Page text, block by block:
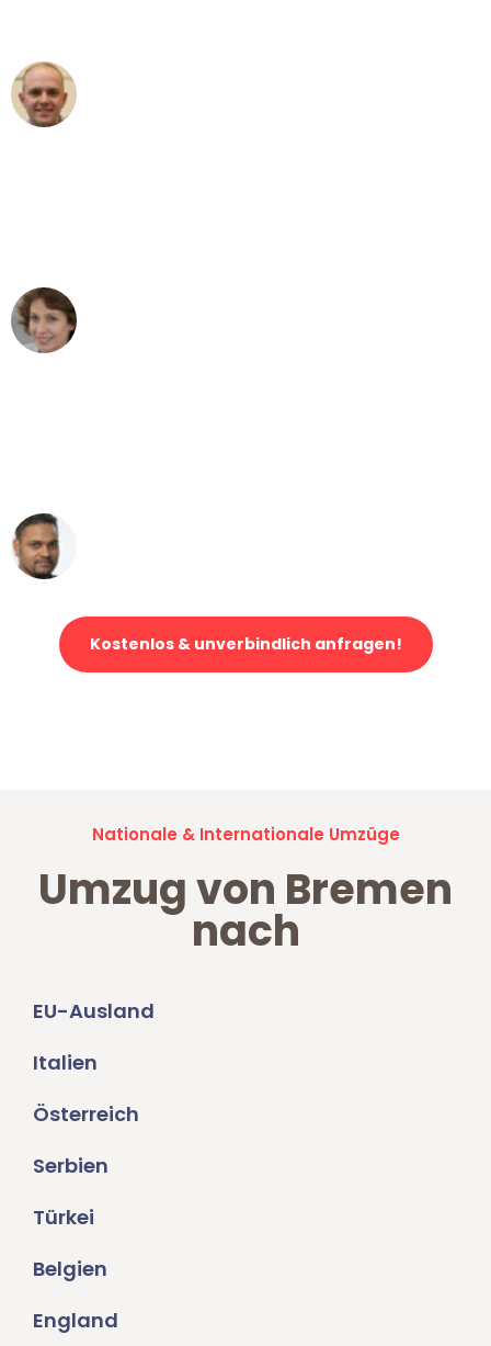
Kostenlos & unverbindlich anfragen!
Nationale & Internationale Umzüge
Umzug von Bremen
nach
EU-Ausland
Italien
Österreich
Serbien
Türkei
Belgien
England